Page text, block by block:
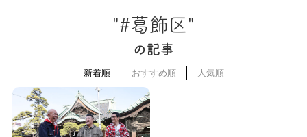
"#葛飾区"
の記事
新着順 おすすめ順 人気順